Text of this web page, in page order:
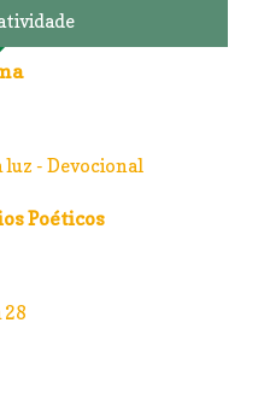
- Devocional
Poéticos